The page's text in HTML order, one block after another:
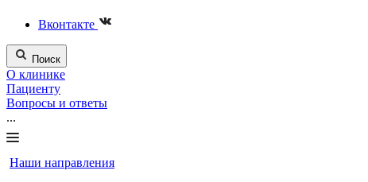
Вконтакте
Поиск
О клинике
Пациенту
Вопросы и ответы
...
Наши направления